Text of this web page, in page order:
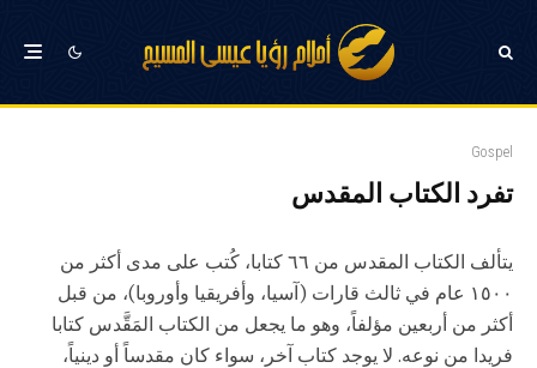
Gospel
تفرد الكتاب المقدس
يتألف الكتاب المقدس من ٦٦ كتابا، كُتب على مدى أكثر من
١٥٠٠ عام في ثالث قارات (آسيا، وأفريقيا وأوروبا)، من قبل
أكثر من أربعين مؤلفاً، وهو ما يجعل من الكتاب المَقَّدس كتابا
فريدا من نوعه. لا يوجد كتاب آخر، سواء كان مقدساً أو دينياً،